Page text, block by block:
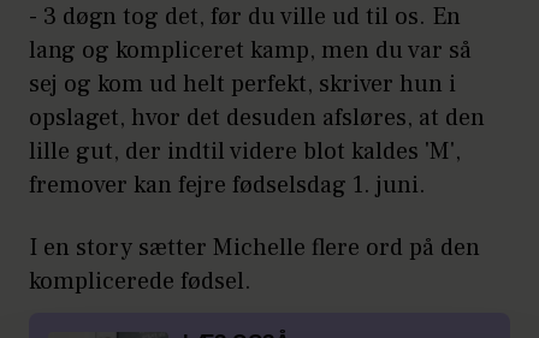
- 3 døgn tog det, før du ville ud til os. En
lang og kompliceret kamp, men du var så
sej og kom ud helt perfekt, skriver hun i
opslaget, hvor det desuden afsløres, at den
lille gut, der indtil videre blot kaldes 'M',
fremover kan fejre fødselsdag 1. juni.
I en story sætter Michelle flere ord på den
komplicerede fødsel.